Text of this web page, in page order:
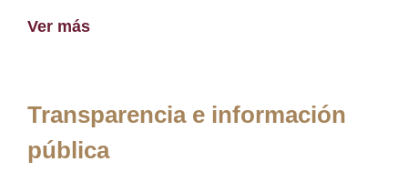
Ver más
Transparencia e información
pública